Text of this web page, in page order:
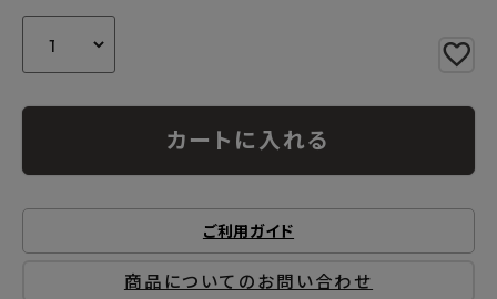
お問い合わせ
メルマガ登録
プライバシーポリシー
カートに入れる
ご利用ガイド
商品についてのお問い合わせ